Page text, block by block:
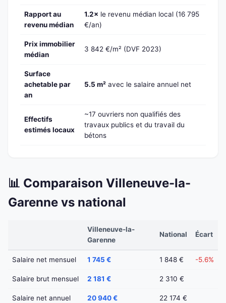
Rapport au
revenu médian
1.2× le revenu médian local (16 795
€/an)
Prix immobilier
médian
3 842 €/m² (DVF 2023)
Surface
achetable par
an
5.5 m² avec le salaire annuel net
Effectifs
estimés locaux
~17 ouvriers non qualifiés des
travaux publics et du travail du
bétons
📊 Comparaison Villeneuve-la-
Garenne vs national
Villeneuve-la-
Garenne
National Écart
Salaire net mensuel 1 745 € 1 848 € -5.6%
Salaire brut mensuel 2 181 € 2 310 €
Salaire net annuel 20 940 € 22 174 €